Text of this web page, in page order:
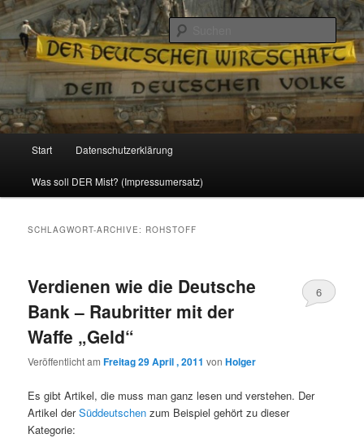
Reizzentrum
Politik, Wirtschaft, Soziales und Gesellschaft
Zum
Inhalt
Zum
sekundären
Start Datenschutzerklärung
Was soll DER Mist? (Impressumersatz)
SCHLAGWORT-ARCHIVE: ROHSTOFF
Verdienen wie die Deutsche
Bank – Raubritter mit der
Waffe „Geld“
Veröffentlicht amFreitag 29 April , 2011 vonHolger
6
Es gibt Artikel, die muss man ganz lesen und verstehen. Der
Artikel derSüddeutschen zum Beispiel gehört zu dieser
Kategorie: